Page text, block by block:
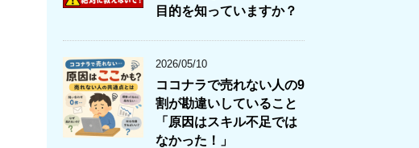
目的を知っていますか？
2026/05/10
ココナラで売れない人の9
割が勘違いしていること
「原因はスキル不足では
なかった！」